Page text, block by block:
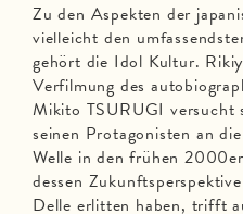
Zu den Aspekten der
vielleicht den
gehört die Idol Kultur.
Verfilmung des
Mikito TSURUGI versucht
seinen Protagonisten an
Welle in den frühen
dessen
Delle erlitten haben, trifft